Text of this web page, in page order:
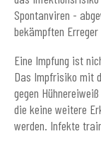
Spontanviren -
bekämpften
Eine Impfung ist
Das Impfrisiko mit
gegen
die keine weitere
werden. Infekte